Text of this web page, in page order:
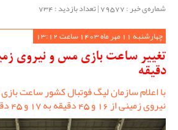
شماره‌ی خبر : ‌79577 | تعداد بازدید : 734
چهارشنبه 11 مهر ماه 1403 ساعت 13:12
دقیقه
با اعلام سازمان لیگ فوتبال کشور ساعت
نیروی زمینی از 16 و 45 دقیقه به 17 و 45 دقیقه تغییر کرد.